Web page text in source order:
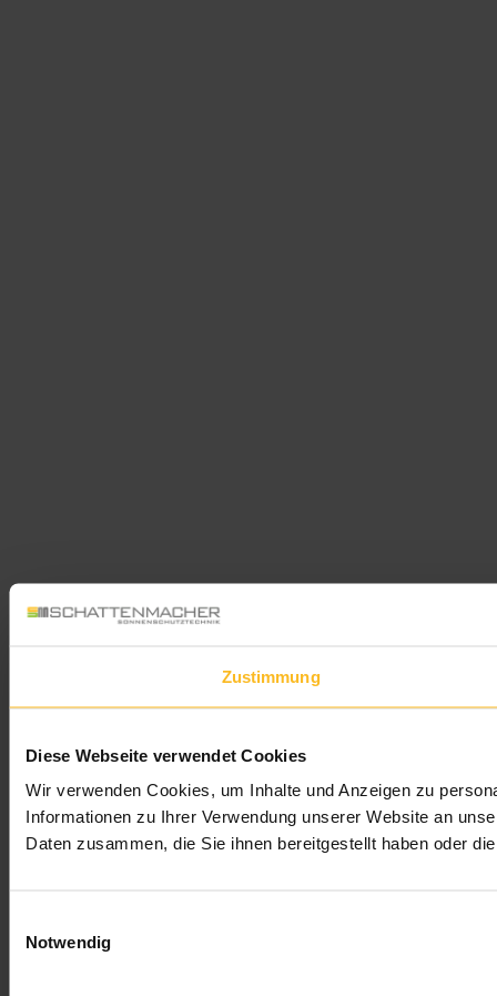
Zustimmung
Diese Webseite verwendet Cookies
Wir verwenden Cookies, um Inhalte und Anzeigen zu
Informationen zu Ihrer Verwendung unserer Website an
Daten zusammen, die Sie ihnen bereitgestellt haben oder
Notwendig